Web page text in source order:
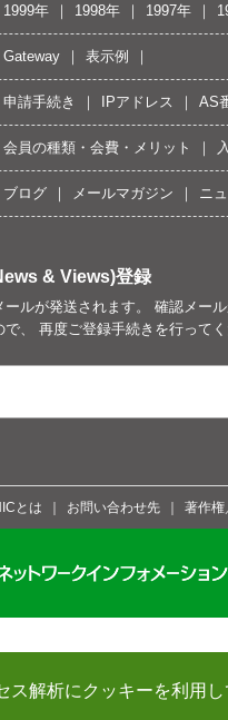
解析にクッキーを利用し
1999年
1998年 1997年
Gateway 表示例
申請手続き IPアドレス AS
会員の種類・会費・メリット
ブログ メールマガジン ニ
& Views)登録
ルが発送されます。 確認メー
、 再度ご登録手続きを行ってく
とは お問い合わせ先 著作権